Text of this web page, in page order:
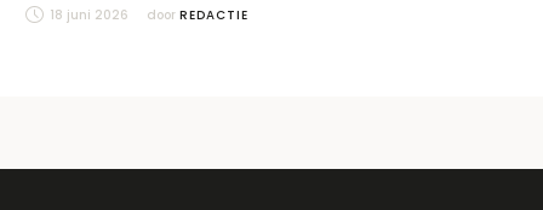
18 juni 2026 door REDACTIE